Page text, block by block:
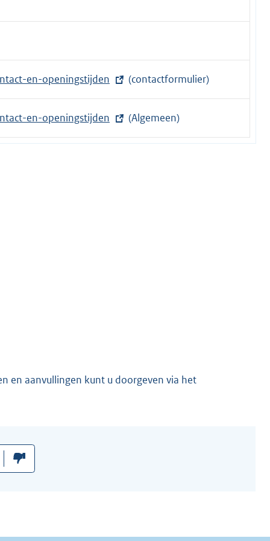
en-openingstijden (contactformulier)
en-openingstijden (Algemeen)
en aanvullingen kunt u doorgeven via het